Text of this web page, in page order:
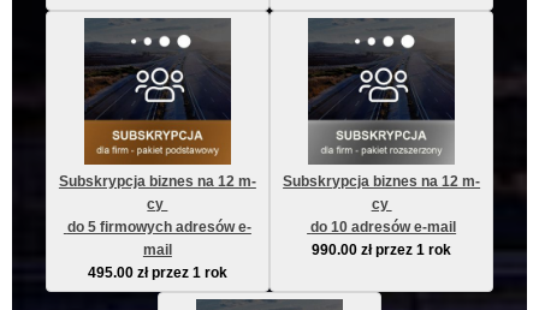
Subskrypcja biznes na 12 m-
cy
mail
495.00 zł przez 1 rok
Subskrypcja biznes na 12 m-
cy
do 10 adresów e-mail
990.00zł przez 1 rok